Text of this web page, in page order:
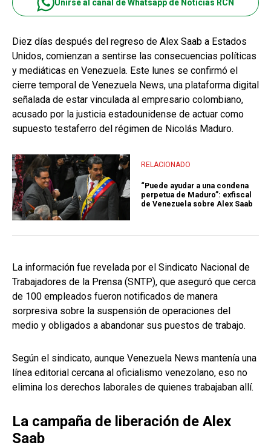
Unirse al canal de Whatsapp de Noticias RCN
Diez días después del regreso de Alex Saab a Estados
Unidos, comienzan a sentirse las consecuencias políticas
y mediáticas en Venezuela. Este lunes se confirmó el
cierre temporal de Venezuela News, una plataforma digital
señalada de estar vinculada al empresario colombiano,
acusado por la justicia estadounidense de actuar como
supuesto testaferro del régimen de Nicolás Maduro.
RELACIONADO
“Puede ayudar a una condena
perpetua de Maduro”: exfiscal
de Venezuela sobre Alex Saab
La información fue revelada por el Sindicato Nacional de
Trabajadores de la Prensa (SNTP), que aseguró que cerca
de 100 empleados fueron notificados de manera
sorpresiva sobre la suspensión de operaciones del
medio y obligados a abandonar sus puestos de trabajo.
Según el sindicato, aunque Venezuela News mantenía una
línea editorial cercana al oficialismo venezolano, eso no
elimina los derechos laborales de quienes trabajaban allí.
La campaña de liberación de Alex
Saab